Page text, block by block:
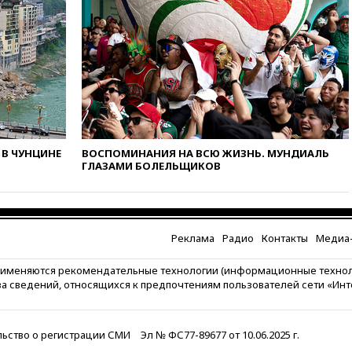
11:58Великобритания
расширила санкции против
России
11:37 В Ярославской области
обломки БПЛА упали в
резервуары НПЗ
11:19 МИД России ответил на
критику мэра Хиросимы в
бомбардировки
России и Армении на две
Джанни Инфантино сумел
сохранить пост
пяти популярных сетей
ЧУНЦИНЕ
ВОСПОМИНАНИЯ НА ВСЮ ЖИЗНЬ. МУНДИАЛЬ
ГЛАЗАМИ БОЛЕЛЬЩИКОВ
Реклама Радио Контакты
рекомендательные технологии (информационные
сведений, относящихся к предпочтениям пользователей сети
о регистрации СМИ Эл № ФС77-89677 от 10.06.2025 г.